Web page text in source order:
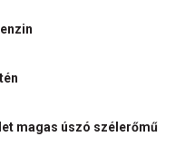
magas úszó szélerőmű